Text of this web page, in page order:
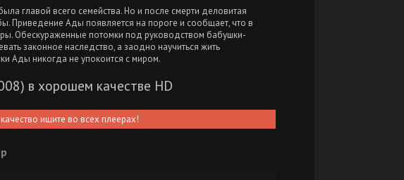
главой всего семейства. Но и после смерти деловитая
Приведение Ады появляется на пороге и сообщает, что в
Обескураженные потомки под руководством бабушки-
законное наследство, а заодно научиться жить
Ады никогда не упокоится с миром.
в хорошем качестве HD
ищите во всех плеерах!